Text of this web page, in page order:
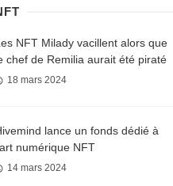
NFT Milady vacillent alors que
chef de Remilia aurait été piraté
18 mars 2024
lance un fonds dédié à
numérique NFT
14 mars 2024